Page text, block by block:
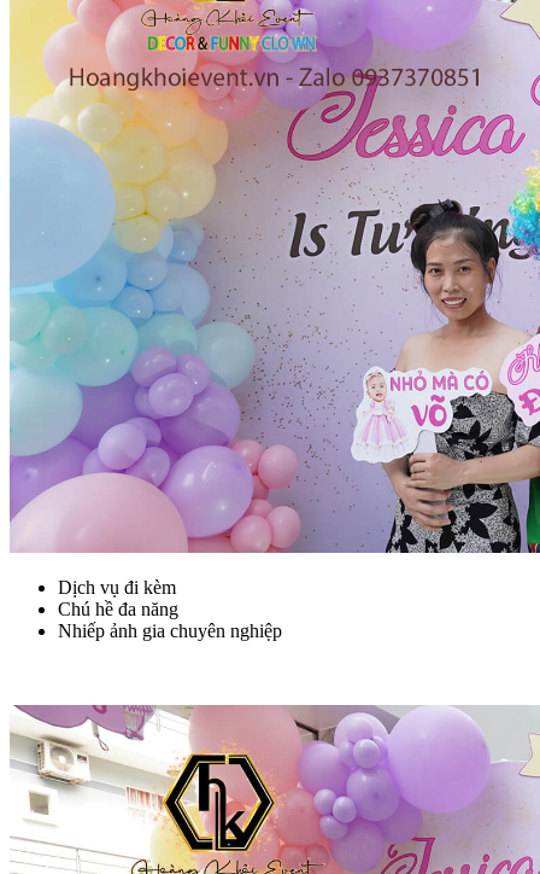
Dịch vụ đi kèm
Chú hề đa năng
Nhiếp ảnh gia chuyên nghiệp